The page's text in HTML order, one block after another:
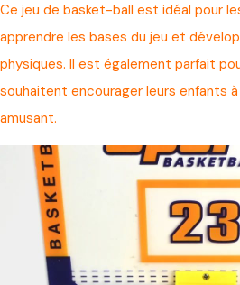
Ce jeu de basket-ball est idéal pour
apprendre les bases du jeu et
physiques. Il est également parfait
souhaitent encourager leurs enfants
amusant.